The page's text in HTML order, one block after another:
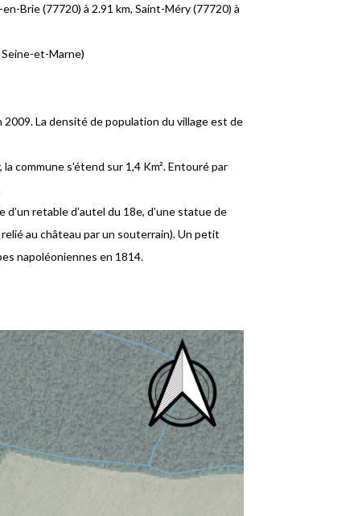
Brie (77720) à 2.91 km, Saint-Méry (77720) à
et-Marne)
La densité de population du village est de
la commune s'étend sur 1,4 Km². Entouré par
retable d’autel du 18e, d’une statue de
au château par un souterrain). Un petit
napoléoniennes en 1814.